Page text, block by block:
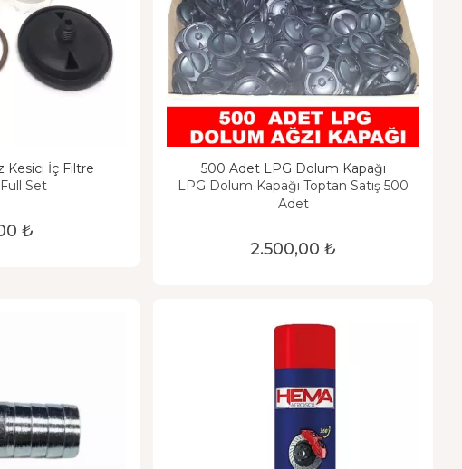
Kesici İç Filtre
Set
₺
500 Adet LPG Dolum Kapağı
LPG Dolum Kapağı Toptan Satış 500
Adet
2.500,00 ₺